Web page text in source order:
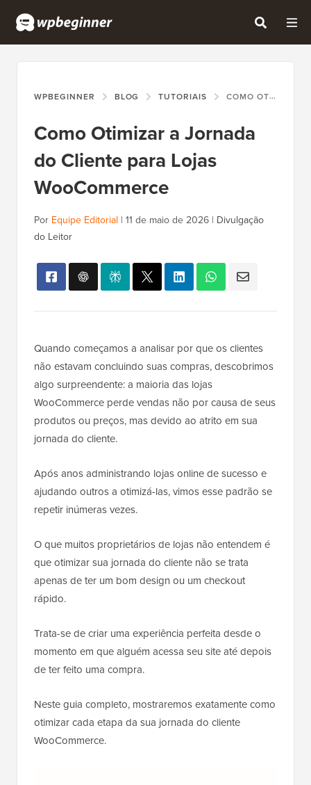
WPBEGINNER BLOG TUTORIAIS COMO OTIMIZAR A JORNADA DO CLIENTE PARA LOJAS WOOCOMMERCE
Como Otimizar a Jornada
do Cliente para Lojas
WooCommerce
Por Equipe Editorial | 11 de maio de 2026 | Divulgação
do Leitor
Quando começamos a analisar por que os clientes
não estavam concluindo suas compras, descobrimos
algo surpreendente: a maioria das lojas
WooCommerce perde vendas não por causa de seus
produtos ou preços, mas devido ao atrito em sua
jornada do cliente.
Após anos administrando lojas online de sucesso e
ajudando outros a otimizá-las, vimos esse padrão se
repetir inúmeras vezes.
O que muitos proprietários de lojas não entendem é
que otimizar sua jornada do cliente não se trata
apenas de ter um bom design ou um checkout
rápido.
Trata-se de criar uma experiência perfeita desde o
momento em que alguém acessa seu site até depois
de ter feito uma compra.
Neste guia completo, mostraremos exatamente como
otimizar cada etapa da sua jornada do cliente
WooCommerce.